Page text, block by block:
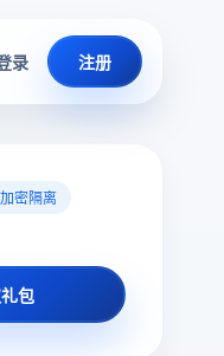
录 注册
密隔离
包